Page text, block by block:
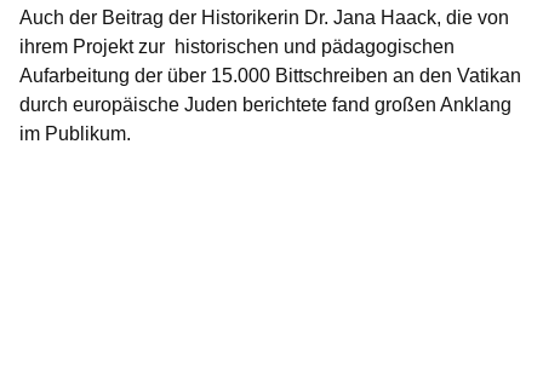
Auch der Beitrag der Historikerin Dr. Jana Haack, die von
ihrem Projekt zur historischen und pädagogischen
Aufarbeitung der über 15.000 Bittschreiben an den Vatikan
durch europäische Juden berichtete fand großen Anklang
im Publikum.